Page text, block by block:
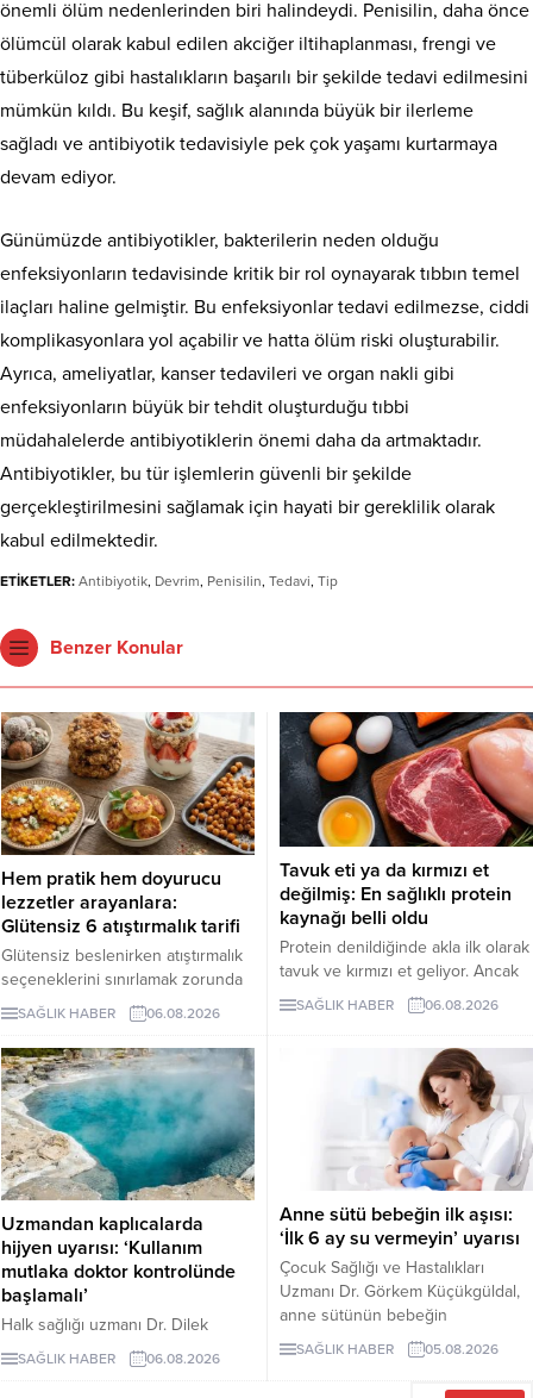
önemli ölüm nedenlerinden biri halindeydi. Penisilin, daha önce
ölümcül olarak kabul edilen akciğer iltihaplanması, frengi ve
tüberküloz gibi hastalıkların başarılı bir şekilde tedavi edilmesini
mümkün kıldı. Bu keşif, sağlık alanında büyük bir ilerleme
sağladı ve antibiyotik tedavisiyle pek çok yaşamı kurtarmaya
devam ediyor.
Günümüzde antibiyotikler, bakterilerin neden olduğu
enfeksiyonların tedavisinde kritik bir rol oynayarak tıbbın temel
ilaçları haline gelmiştir. Bu enfeksiyonlar tedavi edilmezse, ciddi
komplikasyonlara yol açabilir ve hatta ölüm riski oluşturabilir.
Ayrıca, ameliyatlar, kanser tedavileri ve organ nakli gibi
enfeksiyonların büyük bir tehdit oluşturduğu tıbbi
müdahalelerde antibiyotiklerin önemi daha da artmaktadır.
Antibiyotikler, bu tür işlemlerin güvenli bir şekilde
gerçekleştirilmesini sağlamak için hayati bir gereklilik olarak
kabul edilmektedir.
ETİKETLER: Antibiyotik, Devrim, Penisilin, Tedavi, Tip
Benzer Konular
Hem pratik hem doyurucu
lezzetler arayanlara:
Glütensiz 6 atıştırmalık tarifi
Glütensiz beslenirken atıştırmalık
seçeneklerini sınırlamak zorunda
değilsiniz. Evde kolayca
hazırlayabileceğiniz bu 5 glütensiz
tarif, hem pratik hem de lezzetli
alternatifler sunuyor.
SAĞLIK HABER 06.08.2026
Tavuk eti ya da kırmızı et
değilmiş: En sağlıklı protein
kaynağı belli oldu
Protein denildiğinde akla ilk olarak
tavuk ve kırmızı et geliyor. Ancak
bilim insanları, son yıllarda yapılan
araştırmaların kurubaklagilleri daha
öne çıkardığını belirtiyor. Özellikle
mercimek, nohut ve fasulyenin
hem yüksek protein hem de lif
içeriğiyle uzun vadeli sağlık
açısından önemli avantajlar
sunduğu ifade ediliyor.
SAĞLIK HABER 06.08.2026
Uzmandan kaplıcalarda
hijyen uyarısı: ‘Kullanım
mutlaka doktor kontrolünde
başlamalı’
Halk sağlığı uzmanı Dr. Dilek
Aslan, kaplıcaların kas ve iskelet
sistemi rahatsızlıkları ile stresin
SAĞLIK HABER 06.08.2026
Anne sütü bebeğin ilk aşısı:
‘İlk 6 ay su vermeyin’ uyarısı
Çocuk Sağlığı ve Hastalıkları
Uzmanı Dr. Görkem Küçükgüldal,
anne sütünün bebeğin
bağışıklığını güçlendiren ve yaşam
boyu sağlığın temelini oluşturan
“canlı bir biyolojik mucize”
SAĞLIK HABER 05.08.2026